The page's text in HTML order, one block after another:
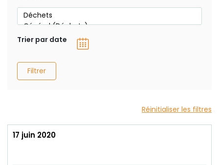
Trier par date
Filtrer
Réinitialiser les filtres
17 juin 2020